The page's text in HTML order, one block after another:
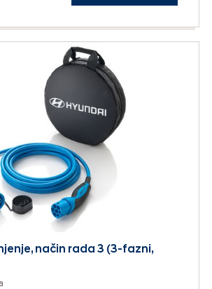
način rada 3 (3-fazni,